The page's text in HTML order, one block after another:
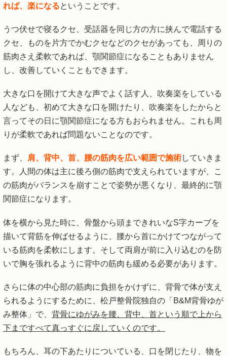
れば、楽になるということです。
うつ伏せで寝るクセ、受話器を同じ方の方に挟んで電話する
クセ、ものを片方でかむクセなどのクセがあっても、周りの
筋肉さえ柔軟であれば、顎関節症になることもありません
し、改善していくこともできます。
大きな口を開けて大きな声でよく話す人、吹奏楽をしている
人なども、初めて大きな口を開けたり、吹奏楽をしたからと
言ってその日に顎関節症になる方もおられません。これも周
りが柔軟であれば問題ないことなのです。
まず、 肩、背中、首、腰の筋肉を広い範囲で施術していきま
す。人間の体は主に後ろ側の筋肉で支えられていますが、こ
の筋肉がバランスを崩すことで姿勢が悪くなり、最終的に顎
関節症になります。
体を横から見た時に、骨盤から頭まできれいなS字カーブを
描いて背筋を伸ばせるように、腰から首にかけてつながって
いる筋肉を柔軟にします。そして両肩が前に入り込むのを防
いで胸を張れるように背中の筋肉も緩める必要があります。
さらに体の中心部の筋肉に負担をかけずに、背骨で体が支え
られるようにするために、松戸整骨院独自の「B&M背骨ゆが
み整体」で、 背骨にゆがみを腰、背中、首という順で上から
下まですべて真っすぐに戻していくのです。
もちろん、耳の下あたりについている、口を閉じたり、物を